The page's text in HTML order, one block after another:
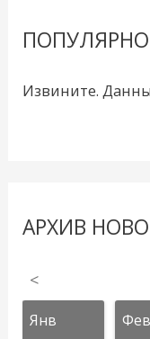
Извините.
АРХИВ
<
Янв Фев